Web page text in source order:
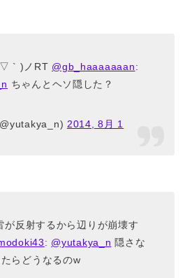
▽ ` )ノRT @gb_haaaaaaan:
ちゃんとヘソ隠した？
2014, 8月 1
が反射するから辺りが崩壊す
: @yutakya_n 隠さな
らどうなるのw